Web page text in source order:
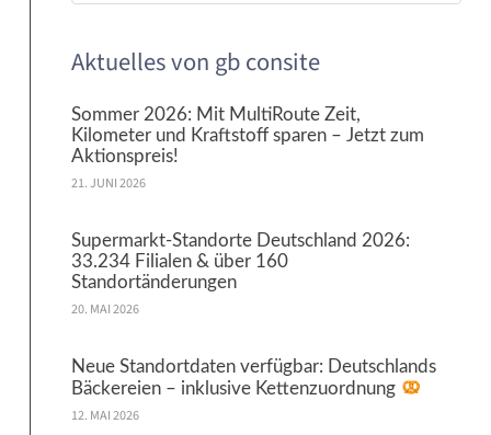
Aktuelles von gb consite
Sommer 2026: Mit MultiRoute Zeit,
Kilometer und Kraftstoff sparen – Jetzt zum
Aktionspreis!
21. JUNI 2026
Supermarkt-Standorte Deutschland 2026:
33.234 Filialen & über 160
Standortänderungen
20. MAI 2026
Neue Standortdaten verfügbar: Deutschlands
Bäckereien – inklusive Kettenzuordnung
12. MAI 2026